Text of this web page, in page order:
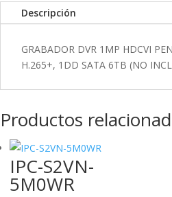
Descripción
GRABADOR DVR 1MP HDCVI
H.265+, 1DD SATA 6TB (NO
Productos
IPC-S2VN-
5M0WR